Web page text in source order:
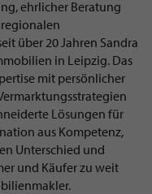
ehrlicher Beratung
über 20 Jahren Sandra
in Leipzig. Das
mit persönlicher
Lösungen für
aus Kompetenz,
Unterschied und
und Käufer zu weit